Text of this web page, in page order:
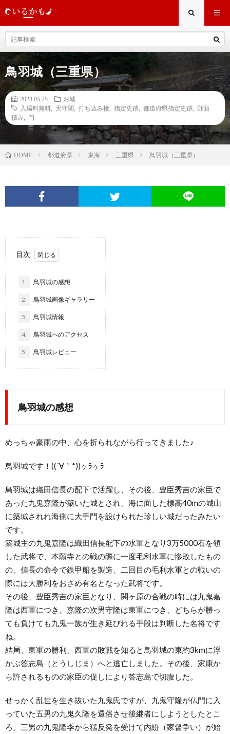
鳥羽城（三重県）
2023.05.25
お城
入場料無料
天守閣 打ち込み接 指定史跡 都道府県指定史跡
野面
積み
門
HOME 都道府県 東海 三重県 鳥羽城（三重県）
目次
1. 鳥羽城の感想
2. 鳥羽城画像ギャラリー
3. 鳥羽城情報
4. 鳥羽城へのアクセス
5. 鳥羽城レビュー
鳥羽城の感想
めっちゃ豪雨の中、心を折られながら行ってきました♪
鳥羽城です！((´∀｀*))ヶﾗヶﾗ
鳥羽城は織田信長の配下で活躍し、その後、豊臣秀吉の家臣で
あった九鬼嘉隆が築いた城とされ、海に面した標高40mの城山
に築城されれ海側に大手門を設けられた珍しい城だったみたい
です。
築城主の九鬼嘉隆は織田信長配下の水軍となり3万5000石を領
した武将で、本願寺との戦の際に一度毛利水軍に惨敗したもの
の、信長の命令で鉄甲船を製造、二回目の毛利水軍との戦いの
際には大勝利をおさめ有名となった武将です。
その後、豊臣秀吉の家臣となり、関ヶ原の合戦の時には九鬼嘉
隆は西軍につき、嘉隆の次男守隆は東軍につき、どちらが勝っ
ても負けても九鬼一族が生き延びれる手段は判断した名将です
ね。
結局、東軍の勝利、西軍の敗戦を知ると鳥羽城の東約3kmに浮
かぶ答志島（とうしじま）へと逃亡しました。その後、家康か
ら許されるものの家臣の促しにより答志島で切腹した。
せっかく乱世を生き抜いた九鬼氏ですが、九鬼守隆が仏門に入
っていた五男の九鬼久隆を還俗させ後継者にしようとしたとこ
ろ、三男の九鬼隆季から猛反発を受けて内紛（家督争い）が始